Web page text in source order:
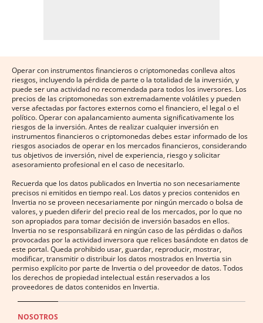
Operar con instrumentos financieros o criptomonedas conlleva altos
riesgos, incluyendo la pérdida de parte o la totalidad de la inversión, y
puede ser una actividad no recomendada para todos los inversores. Los
precios de las criptomonedas son extremadamente volátiles y pueden
verse afectadas por factores externos como el financiero, el legal o el
político. Operar con apalancamiento aumenta significativamente los
riesgos de la inversión. Antes de realizar cualquier inversión en
instrumentos financieros o criptomonedas debes estar informado de los
riesgos asociados de operar en los mercados financieros, considerando
tus objetivos de inversión, nivel de experiencia, riesgo y solicitar
asesoramiento profesional en el caso de necesitarlo.
Recuerda que los datos publicados en Invertia no son necesariamente
precisos ni emitidos en tiempo real. Los datos y precios contenidos en
Invertia no se proveen necesariamente por ningún mercado o bolsa de
valores, y pueden diferir del precio real de los mercados, por lo que no
son apropiados para tomar decisión de inversión basados en ellos.
Invertia no se responsabilizará en ningún caso de las pérdidas o daños
provocadas por la actividad inversora que relices basándote en datos de
este portal. Queda prohibido usar, guardar, reproducir, mostrar,
modificar, transmitir o distribuir los datos mostrados en Invertia sin
permiso explícito por parte de Invertia o del proveedor de datos. Todos
los derechos de propiedad intelectual están reservados a los
proveedores de datos contenidos en Invertia.
NOSOTROS